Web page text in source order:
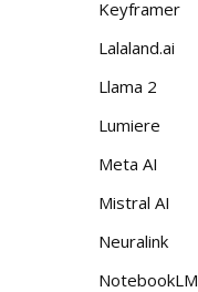
Keyframer
Lalaland.ai
Llama 2
Lumiere
Meta AI
Mistral AI
Neuralink
NotebookLM